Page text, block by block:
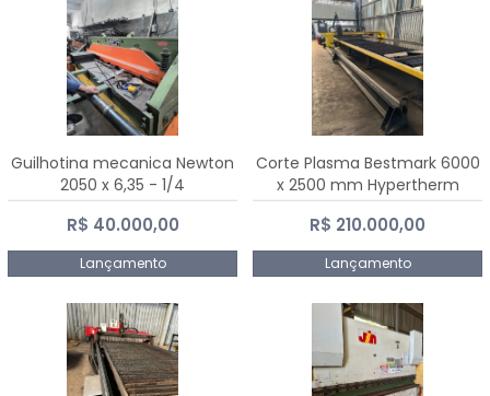
Guilhotina mecanica Newton
2050 x 6,35 - 1/4
R$ 40.000,00
Lançamento
Corte Plasma Bestmark 6000
x 2500 mm Hypertherm
MaxPro 200
R$ 210.000,00
Lançamento